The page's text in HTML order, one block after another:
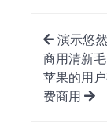
演示悠
商用清新
苹果的用
费商用